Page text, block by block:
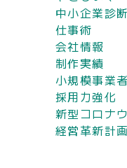
中小企業診
仕事術
会社情報
制作実績
小規模事業
採用力強化
新型コロナ
経営革新計画